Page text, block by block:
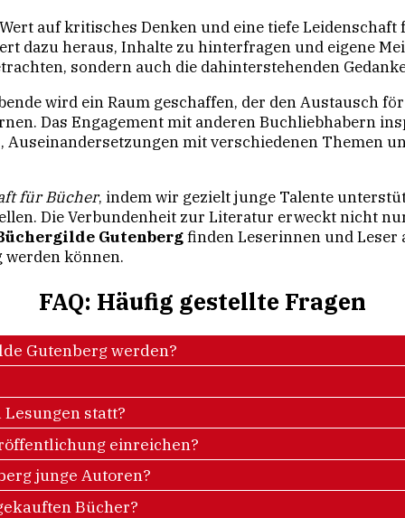
auf kritisches Denken und eine tiefe
dazu heraus, Inhalte zu hinterfragen und eigene
sondern auch die dahinterstehenden
wird ein Raum geschaffen, der den Austausch
Das Engagement mit anderen Buchliebhabern
Auseinandersetzungen mit verschiedenen Themen
für Bücher, indem wir gezielt junge Talente
Die Verbundenheit zur Literatur erweckt nicht
Gutenbergfinden Leserinnen und Leser
werden können.
FAQ: Häufig gestellte Fragen
Gutenberg werden?
statt?
einreichen?
junge Autoren?
Bücher?